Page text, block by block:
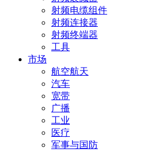
射频电缆组件
射频连接器
射频终端器
工具
市场
航空航天
汽车
宽带
广播
工业
医疗
军事与国防